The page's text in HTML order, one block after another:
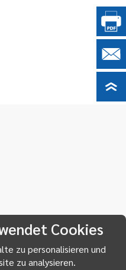
Cookies
zu personalisieren und
zu analysieren.